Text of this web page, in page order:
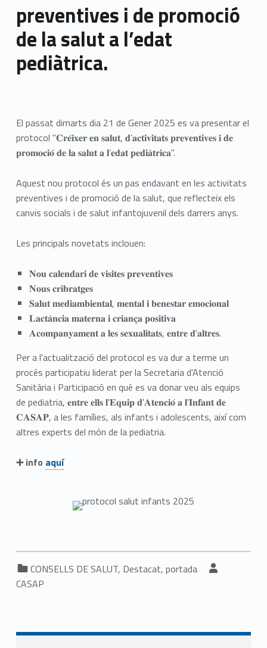
preventives i de promoció
de la salut a l’edat
pediàtrica.
El passat dimarts dia 21 de Gener 2025 es va presentar el
protocol "𝐂𝐫𝐞́𝐢𝐱𝐞𝐫 𝐞𝐧 𝐬𝐚𝐥𝐮𝐭, 𝐝’𝐚𝐜𝐭𝐢𝐯𝐢𝐭𝐚𝐭𝐬 𝐩𝐫𝐞𝐯𝐞𝐧𝐭𝐢𝐯𝐞𝐬 𝐢 𝐝𝐞
𝐩𝐫𝐨𝐦𝐨𝐜𝐢𝐨́ 𝐝𝐞 𝐥𝐚 𝐬𝐚𝐥𝐮𝐭 𝐚 𝐥’𝐞𝐝𝐚𝐭 𝐩𝐞𝐝𝐢𝐚̀𝐭𝐫𝐢𝐜𝐚".
Aquest nou protocol és un pas endavant en les activitats
preventives i de promoció de la salut, que reflecteix els
canvis socials i de salut infantojuvenil dels darrers anys.
Les principals novetats inclouen:
𝐍𝐨𝐮 𝐜𝐚𝐥𝐞𝐧𝐝𝐚𝐫𝐢 𝐝𝐞 𝐯𝐢𝐬𝐢𝐭𝐞𝐬 𝐩𝐫𝐞𝐯𝐞𝐧𝐭𝐢𝐯𝐞𝐬
𝐍𝐨𝐮𝐬 𝐜𝐫𝐢𝐛𝐫𝐚𝐭𝐠𝐞𝐬
𝐒𝐚𝐥𝐮𝐭 𝐦𝐞𝐝𝐢𝐚𝐦𝐛𝐢𝐞𝐧𝐭𝐚𝐥, 𝐦𝐞𝐧𝐭𝐚𝐥 𝐢 𝐛𝐞𝐧𝐞𝐬𝐭𝐚𝐫 𝐞𝐦𝐨𝐜𝐢𝐨𝐧𝐚𝐥
𝐋𝐚𝐜𝐭𝐚̀𝐧𝐜𝐢𝐚 𝐦𝐚𝐭𝐞𝐫𝐧𝐚 𝐢 𝐜𝐫𝐢𝐚𝐧𝐜̧𝐚 𝐩𝐨𝐬𝐢𝐭𝐢𝐯𝐚
𝐀𝐜𝐨𝐦𝐩𝐚𝐧𝐲𝐚𝐦𝐞𝐧𝐭 𝐚 𝐥𝐞𝐬 𝐬𝐞𝐱𝐮𝐚𝐥𝐢𝐭𝐚𝐭𝐬, 𝐞𝐧𝐭𝐫𝐞 𝐝'𝐚𝐥𝐭𝐫𝐞𝐬.
Per a l'actualització del protocol es va dur a terme un
procés participatiu liderat per la Secretaria d'Atenció
Sanitària i Participació en què es va donar veu als equips
de pediatria, 𝐞𝐧𝐭𝐫𝐞 𝐞𝐥𝐥𝐬 𝐥'𝐄𝐪𝐮𝐢𝐩 𝐝'𝐀𝐭𝐞𝐧𝐜𝐢𝐨́ 𝐚 𝐥'𝐈𝐧𝐟𝐚𝐧𝐭 𝐝𝐞
𝐂𝐀𝐒𝐀𝐏, a les famílies, als infants i adolescents, així com
altres experts del món de la pediatria.
➕ info aquí
CONSELLS DE SALUT, Destacat, portada
CASAP
Navegació d'entrades